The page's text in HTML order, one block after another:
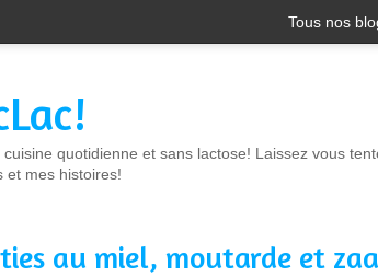
Tous nos
cuisine quotidienne et sans lactose! Laissez vous
et mes histoires!
au miel, moutarde et